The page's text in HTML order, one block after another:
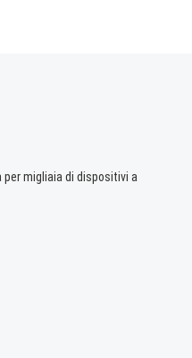
migliaia di dispositivi a